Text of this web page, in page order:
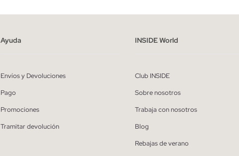
* Puedes cancelar la suscripción en cualquier momento.
Ayuda
Envíos y Devoluciones
Pago
Promociones
Tramitar devolución
INSIDE World
Club INSIDE
Sobre nosotros
Trabaja con nosotros
Blog
Rebajas de verano